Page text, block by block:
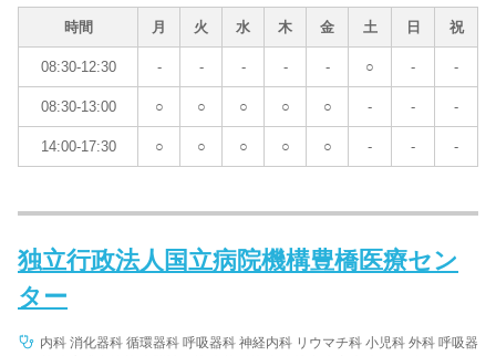
時間 月 火 水 木 金 土 日 祝
08:30-12:30 - - - - - ○ - -
08:30-13:00 ○ ○ ○ ○ ○ - - -
14:00-17:30 ○ ○ ○ ○ ○ - - -
独立行政法人国立病院機構豊橋医療セン
ター
内科 消化器科 循環器科 呼吸器科 神経内科 リウマチ科 小児科 外科 呼吸器